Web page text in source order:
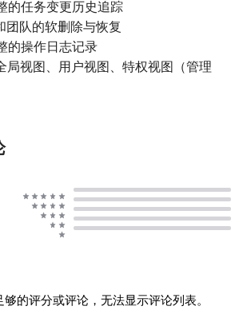
的任务变更历史追踪
团队的软删除与恢复
的操作日志记录
局视图、用户视图、特权视图（管理
的评分或评论，无法显示评论列表。